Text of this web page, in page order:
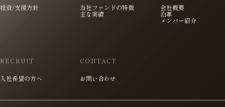
投資/支援方針 当社ファンドの特徴
主な実績
会社概要
沿革
メンバー紹介
RECRUIT
入社希望の方へ
CONTACT
お問い合わせ